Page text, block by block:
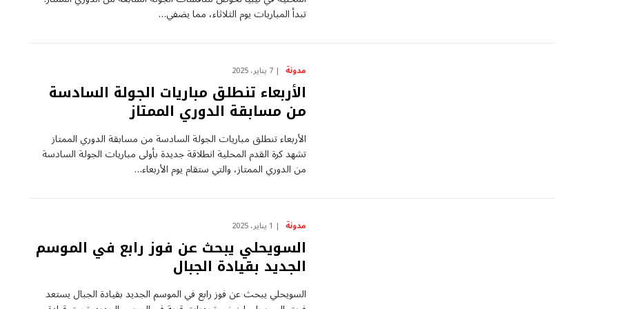
تبدأ المباريات يوم الثلاثاء، مما يضفي…
مدونة 7 يناير، 2025
الأربعاء تنطلق مباريات الجولة السادسة
من مسابقة الدوري الممتاز
الأربعاء تنطلق مباريات الجولة السادسة من مسابقة الدوري الممتاز
تشهد كرة القدم ⁤المحلية ⁣انطلاقة جديدة بأولى مباريات الجولة السادسة
من الدوري الممتاز، والتي ستقام يوم الأربعاء…
مدونة 1 يناير، 2025
السويحلي يبحث عن فوز رابع في الموسم
الجديد بقيادة الجبال
السويحلي ⁢يبحث عن فوز رابع⁣ في الموسم الجديد بقيادة الجبال يستعد